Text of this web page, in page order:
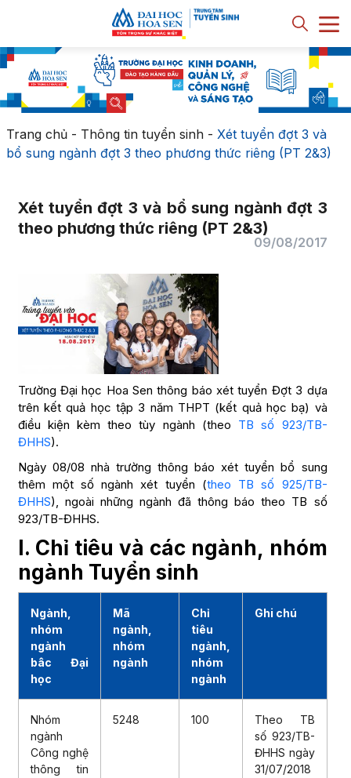
Trang chủ- Thông tin tuyển sinh- Xét tuyển đợt 3 và
bổ sung ngành đợt 3 theo phương thức riêng (PT 2&3)
Xét tuyển đợt 3 và bổ sung ngành đợt 3
theo phương thức riêng (PT 2&3)
09/08/2017
Trường Đại học Hoa Sen thông báo xét tuyển Đợt 3 dựa
trên kết quả học tập 3 năm THPT (kết quả học bạ) và
điều kiện kèm theo tùy ngành (theo TB số 923/TB-
ĐHHS).
Ngày 08/08 nhà trường thông báo xét tuyển bổ sung
thêm một số ngành xét tuyển (theo TB số 925/TB-
ĐHHS), ngoài những ngành đã thông báo theo TB số
923/TB-ĐHHS.
I. Chỉ tiêu và các ngành, nhóm
ngành Tuyển sinh
Ngành,
nhóm
ngành
bâc Đại
học
Mã
ngành,
nhóm
ngành
Chỉ
tiêu
ngành,
nhóm
ngành
Ghi chú
Nhóm
ngành
Công nghệ
thông tin
5248 100
Theo TB
số 923/TB-
ĐHHS ngày
31/07/2018